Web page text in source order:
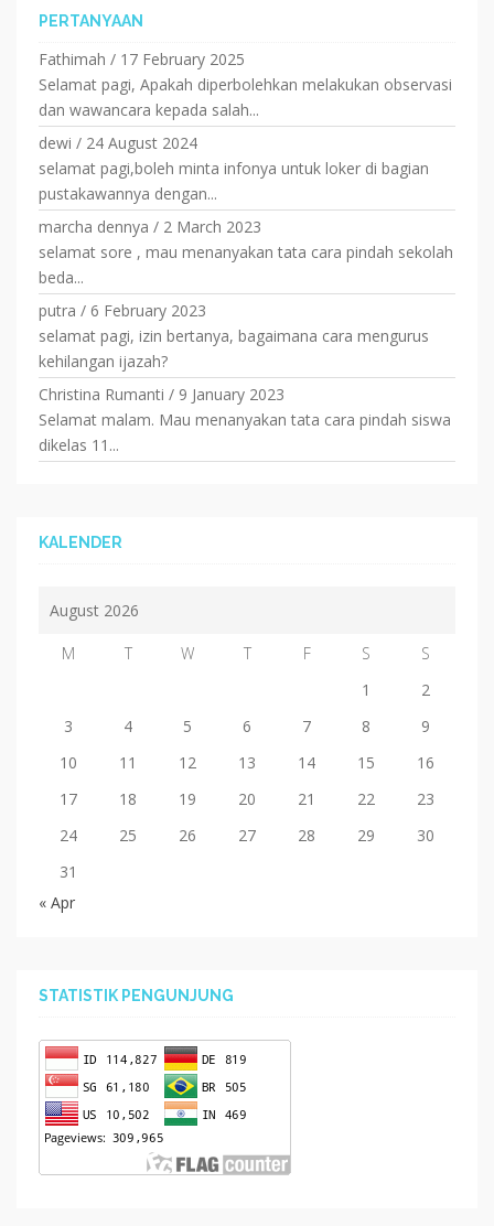
PERTANYAAN
Fathimah / 17 February 2025
Selamat pagi, Apakah diperbolehkan melakukan observasi
dan wawancara kepada salah...
dewi / 24 August 2024
selamat pagi,boleh minta infonya untuk loker di bagian
pustakawannya dengan...
marcha dennya / 2 March 2023
selamat sore , mau menanyakan tata cara pindah sekolah
beda...
putra / 6 February 2023
selamat pagi, izin bertanya, bagaimana cara mengurus
kehilangan ijazah?
Christina Rumanti / 9 January 2023
Selamat malam. Mau menanyakan tata cara pindah siswa
dikelas 11...
KALENDER
August 2026
M T W T F S
S
1
2
3
4 5 6 7 8
9
10
11 12 13 14 15
16
17
18 19 20 21 22
23
24
25 26 27 28 29
30
31
« Apr
STATISTIK PENGUNJUNG